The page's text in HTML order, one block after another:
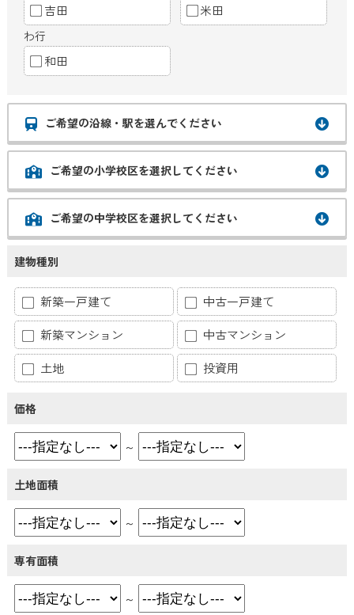
吉田 米田
わ行
和田
ご希望の沿線・駅を選んでください
ご希望の小学校区を選択してください
ご希望の中学校区を選択してください
建物種別
新築一戸建て
中古一戸建て
新築マンション
中古マンション
土地
投資用
価格
～
土地面積
～
専有面積
～